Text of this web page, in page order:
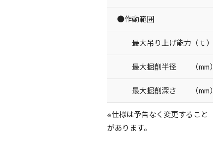
●作動範囲
最大吊り上げ能力（ｔ）
最大掘削半径 （mm）
最大掘削深さ （mm）
※仕様は予告なく変更すること
があります。